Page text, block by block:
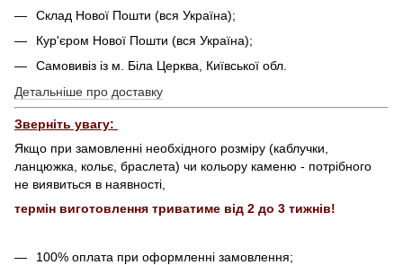
Склад Нової Пошти (вся Україна);
Кур'єром Нової Пошти (вся Україна);
Самовивіз із м. Біла Церква, Київської обл.
Детальніше про доставку
Зверніть увагу:
Якщо при замовленні необхідного розміру (каблучки,
ланцюжка, кольє, браслета) чи кольору каменю - потрібного
не виявиться в наявності,
термін виготовлення триватиме від 2 до 3 тижнів!
100% оплата при оформленні замовлення;